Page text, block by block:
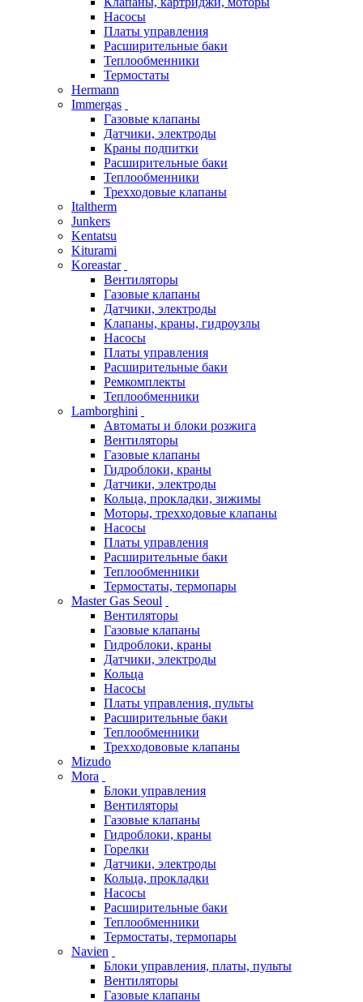
Насосы
Платы управления
Расширительные баки
Теплообменники
Термостаты
Hermann
Immergas
Газовые клапаны
Датчики, электроды
Краны подпитки
Расширительные баки
Теплообменники
Трехходовые клапаны
Italtherm
Junkers
Kentatsu
Kiturami
Koreastar
Вентиляторы
Газовые клапаны
Датчики, электроды
Клапаны, краны, гидроузлы
Насосы
Платы управления
Расширительные баки
Ремкомплекты
Теплообменники
Lamborghini
Автоматы и блоки розжига
Вентиляторы
Газовые клапаны
Гидроблоки, краны
Датчики, электроды
Кольца, прокладки, зижимы
Моторы, трехходовые клапаны
Насосы
Платы управления
Расширительные баки
Теплообменники
Термостаты, термопары
Master Gas Seoul
Вентиляторы
Газовые клапаны
Гидроблоки, краны
Датчики, электроды
Кольца
Насосы
Платы управления, пульты
Расширительные баки
Теплообменники
Трехходововые клапаны
Mizudo
Mora
Блоки управления
Вентиляторы
Газовые клапаны
Гидроблоки, краны
Горелки
Датчики, электроды
Кольца, прокладки
Насосы
Расширительные баки
Теплообменники
Термостаты, термопары
Navien
Блоки управления, платы, пульты
Вентиляторы
Газовые клапаны